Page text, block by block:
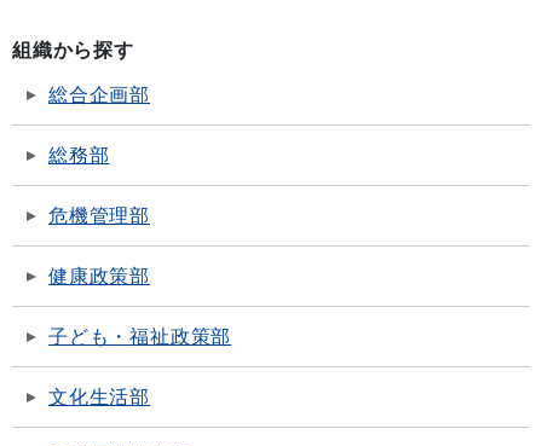
組織から探す
総合企画部
総務部
危機管理部
健康政策部
子ども・福祉政策部
文化生活部